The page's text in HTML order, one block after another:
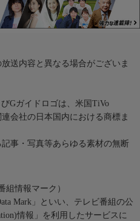
送内容と異なる場合がございま
Gガイドロゴは、米国TiVo
会社の日本国内における商標ま
事・写真等あらゆる素材の無断
組情報マーク）
Mark」といい、テレビ番組の公
情報」を利用したサービスに